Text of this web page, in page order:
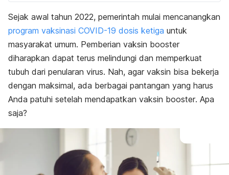
Sejak awal tahun 2022, pemerintah mulai mencanangkan
program vaksinasi COVID-19 dosis ketiga untuk
masyarakat umum. Pemberian vaksin booster
diharapkan dapat terus melindungi dan memperkuat
tubuh dari penularan virus. Nah, agar vaksin bisa bekerja
dengan maksimal, ada berbagai pantangan yang harus
Anda patuhi setelah mendapatkan vaksin booster. Apa
saja?